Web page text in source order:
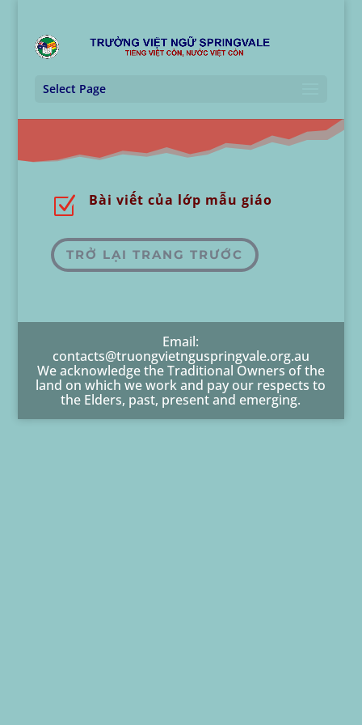
Select Page
Z Bài viết của lớp mẫu giáo
TRỞ LẠI TRANG TRƯỚC
Email:
contacts@truongvietnguspringvale.org.au
We acknowledge the Traditional Owners of the
land on which we work and pay our respects to
the Elders, past, present and emerging.